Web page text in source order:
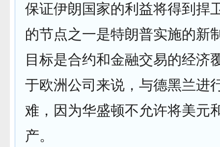
保证伊朗国家的利益将得到捍
的节点之一是特朗普实施的新
目标是合约和金融交易的经济
于欧洲公司来说，与德黑兰进
难，因为华盛顿不允许将美元
产。